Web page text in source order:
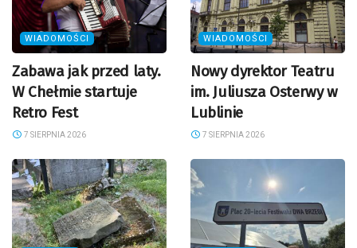
WIADOMOŚCI
Zabawa jak przed laty.
W Chełmie startuje
Retro Fest
7 SIERPNIA 2026
WIADOMOŚCI
Nowy dyrektor Teatru
im. Juliusza Osterwy w
Lublinie
7 SIERPNIA 2026